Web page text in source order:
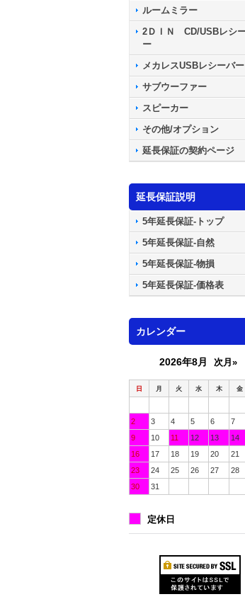
ルームミラー
2ＤＩＮ CD/USBレシ
ー
メカレスUSBレシーバ
サブウーファー
スピーカー
その他/オプション
延長保証の契約ページ
延長保証説明
5年延長保証-トップ
5年延長保証-自然
5年延長保証-物損
5年延長保証-価格表
カレンダー
2026年8月 次月»
日 月 火 水 木 金
2
3 4 5 6 7
9
10 11 12 13 14
16
17 18 19 20 21
23
24 25 26 27 28
30
31
定休日